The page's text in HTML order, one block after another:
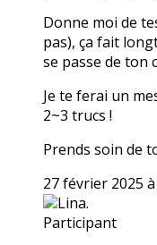
Donne moi de
pas), ça fait
se passe de ton
Je te ferai un
2~3 trucs !
Prends soin de
27 février 2025
Lina.
Participant